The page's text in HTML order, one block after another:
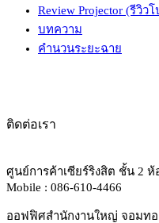
Review Projector (รีวิว
บทความ
คำนวนระยะฉาย
ติดต่อเรา
ศูนย์การค้าเซียร์ริงสิต ชั้น 2 ห้
Mobile : 086-610-4466
ออฟฟิศสำนักงานใหญ่ จอมทอ